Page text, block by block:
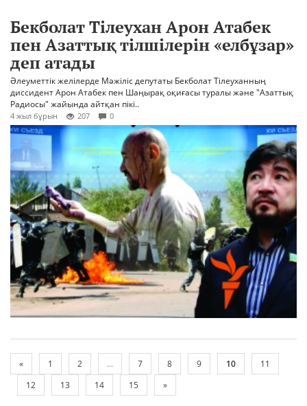
Бекболат Тілеухан Арон Атабек
пен Азаттық тілшілерін «елбұзар»
деп атады
Әлеуметтік желілерде Мәжіліс депутаты Бекболат Тілеуханның
диссидент Арон Атабек пен Шаңырақ оқиғасы туралы және "Азаттық
Радиосы" жайында айтқан пікі..
4 жыл бұрын 207 0
« 1 2 ... 7 8 9 10
11
12
13 14 15 »